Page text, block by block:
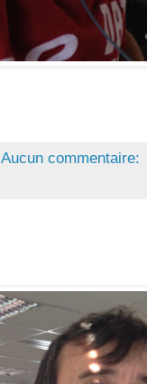
Aucun commentaire: